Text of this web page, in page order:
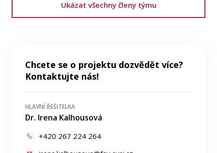
Ukázat všechny členy týmu
Chcete se o projektu dozvědět více?
Kontaktujte nás!
HLAVNÍ ŘEŠITELKA
Dr. Irena Kalhousová
+420 267 224 264